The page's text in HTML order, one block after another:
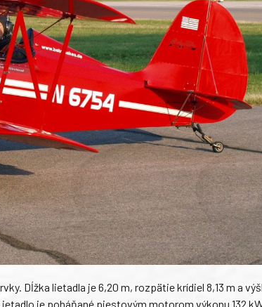
Dĺžka lietadla je 6,20 m, rozpätie krídiel 8,13 m a
je poháňané piestovým motorom výkonu 132